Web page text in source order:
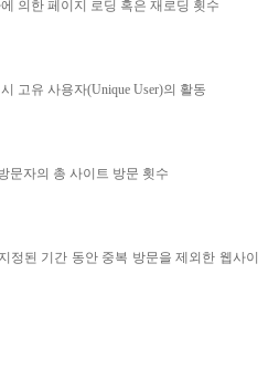
의한 페이지 로딩 혹은 재로딩 횟수
고유 사용자(Unique User)의 활동
문자의 총 사이트 방문 횟수
지정된 기간 동안 중복 방문을 제외한 웹사이